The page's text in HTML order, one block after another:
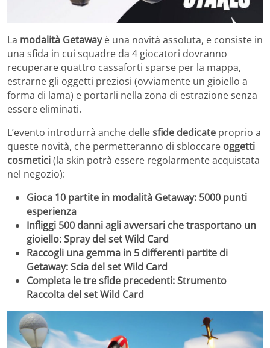
La modalità Getawayè una novità assoluta, e consiste in
una sfida in cui squadre da 4 giocatori dovranno
recuperare quattro cassaforti sparse per la mappa,
estrarne gli oggetti preziosi (ovviamente un gioiello a
forma di lama) e portarli nella zona di estrazione senza
essere eliminati.
L’evento introdurrà anche dellesfide dedicate proprio a
queste novità, che permetteranno di sbloccare oggetti
cosmetici(la skin potrà essere regolarmente acquistata
nel negozio):
Gioca 10 partite in modalità Getaway: 5000 punti
esperienza
Infliggi 500 danni agli avversari che trasportano un
gioiello: Spray del set Wild Card
Raccogli una gemma in 5 differenti partite di
Getaway: Scia del set Wild Card
Completa le tre sfide precedenti: Strumento
Raccolta del set Wild Card